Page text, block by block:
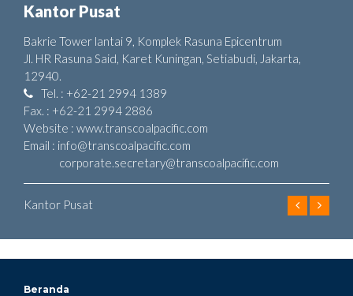
Kantor Pusat
Bakrie Tower lantai 9, Komplek Rasuna Epicentrum
Jl. HR Rasuna Said, Karet Kuningan, Setiabudi, Jakarta,
12940.
Tel. : +62-21 2994 1389
Fax. : +62-21 2994 2886
Website : www.transcoalpacific.com
Email : info@transcoalpacific.com
corporate.secretary@transcoalpacific.com
Kantor Pusat
Beranda